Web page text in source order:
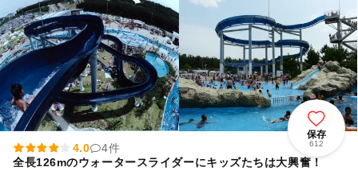
保存
612
4.0
4件
全長126mのウォータースライダーにキッズたちは大興奮！